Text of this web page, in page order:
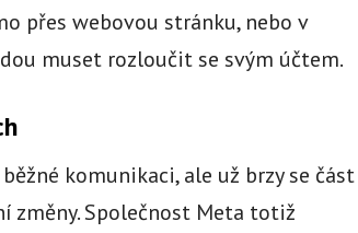
přes webovou stránku, nebo v
muset rozloučit se svým účtem.
komunikaci, ale už brzy se část
změny. Společnost Meta totiž